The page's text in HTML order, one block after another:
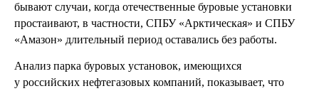
бывают случаи, когда отечественные буровые установки
простаивают, в частности, СПБУ «Арктическая» и СПБУ
«Амазон» длительный период оставались без работы.
Анализ парка буровых установок, имеющихся
у российских нефтегазовых компаний, показывает, что